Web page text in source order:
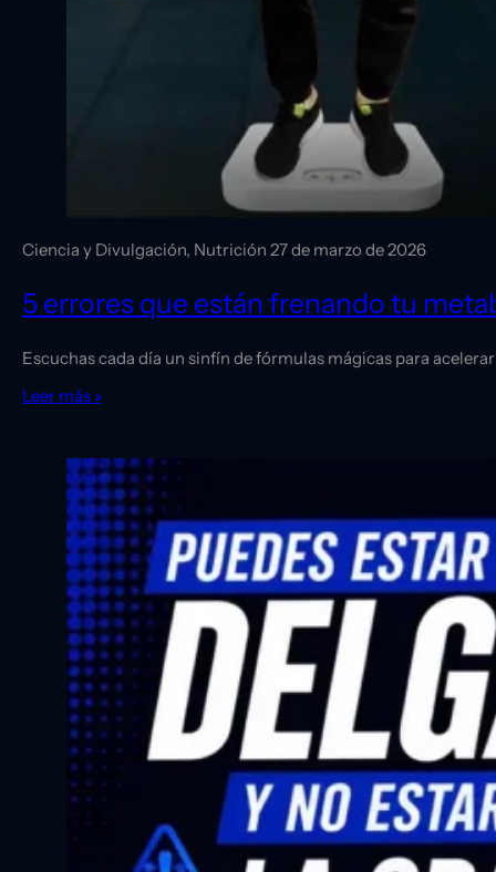
Ciencia y Divulgación, Nutrición 27 de marzo de 2026
5 errores que están frenando tu
Escuchas cada día un sinfín de fórmulas mágicas para
Leer más »